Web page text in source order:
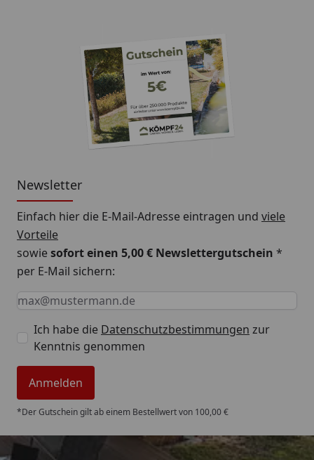
Newsletter
Einfach hier die E-Mail-Adresse eintragen und viele
Vorteile
sowiesofort einen 5,00 € Newslettergutschein *
per E-Mail sichern:
Keine Eingabe erforderlich
Eingabe erforderlich
E-Mail *
Ich habe die Datenschutzbestimmungen zur
Kenntnis genommen
Anmelden
*Der Gutschein gilt ab einem Bestellwert von 100,00 €